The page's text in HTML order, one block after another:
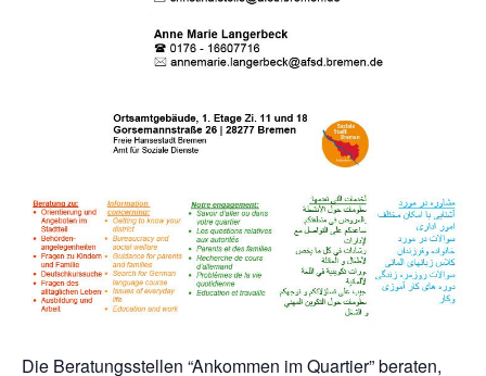
Die Beratungsstellen “Ankommen im Quartier” beraten,